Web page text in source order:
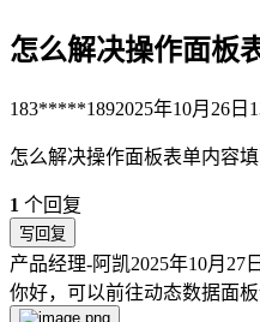
怎么解决操作面板
183*****1892025年10月26日
怎么解决操作面板表单内容
1 个回复
写回复
产品经理-阿凯2025年10月27日
你好，可以前往动态数据面